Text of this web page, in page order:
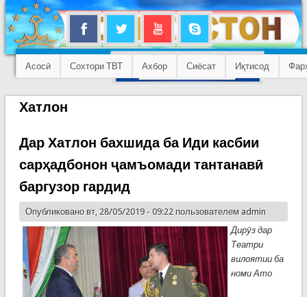
Асосӣ Сохтори ТВТ Ахбор Сиёсат Иқтисод
Хатлон
Дар Хатлон бахшида ба Иди касбии
сарҳадбонон ҷамъомади тантанавӣ
баргузор гардид
Опубликовано вт, 28/05/2019 - 09:22 пользователем admin
Дирӯз дар
Театри
вилоятии ба
номи Ато